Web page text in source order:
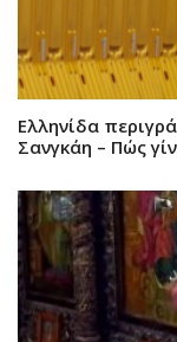
Ελληνίδα
Σανγκάη – Πώς